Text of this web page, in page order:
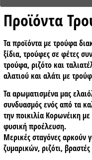
Προϊόντα
Τα προϊόντα με τρούφα
ξίδια, τρούφες σε φέτες
τρούφα, ριζότο και
αλατιού και αλάτι με
Τα αρωματισμένα μας
συνδυασμός ενός από τα
την ποικιλία Κορωνέικη
φυσική προέλευση.
Μερικές σταγόνες αρκούν
ζυμαρικών, ριζότι,